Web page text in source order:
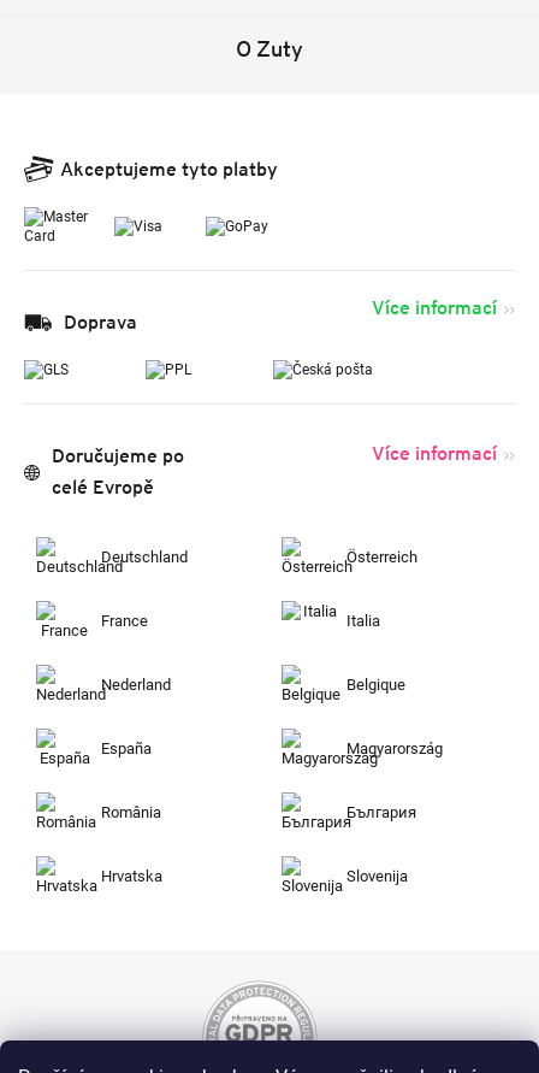
O Zuty
Akceptujeme tyto platby
Doprava
Více informací
Doručujeme po
celé Evropě
Více informací
Deutschland Österreich
France Italia
Nederland Belgique
España Magyarország
România България
Hrvatska Slovenija